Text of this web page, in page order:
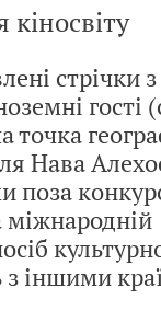
стрічки з
гості
Нава
поза
міжнародній
іншими